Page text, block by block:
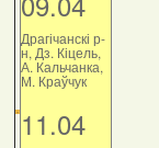
Драгічанскі р-
н, Дз. Кіцель,
А. Кальчанка,
М. Краўчук
11.04